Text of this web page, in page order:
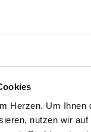
Herzen. Um
nutzen wir
APPROBATION